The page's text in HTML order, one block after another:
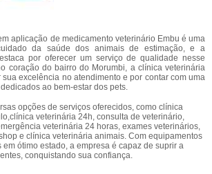
aplicação de medicamento veterinário Embu é uma
da saúde dos animais de estimação, e a
por oferecer um serviço de qualidade nesse
coração do bairro do Morumbi, a clínica veterinária
excelência no atendimento e por contar com uma
ao bem-estar dos pets.
opções de serviços oferecidos, como clínica
veterinária 24h, consulta de veterinário,
veterinária 24 horas, exames veterinários,
e clínica veterinária animais. Com equipamentos
ótimo estado, a empresa é capaz de suprir a
conquistando sua confiança.